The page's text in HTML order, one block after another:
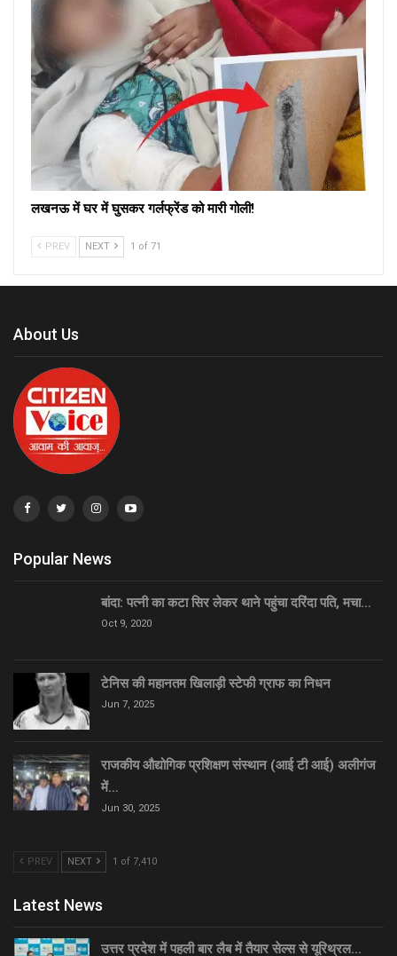
लखनऊ में घर में घुसकर गर्लफ्रेंड को मारी गोली!
PREV NEXT 1 of 71
About Us
Popular News
बांदा: पत्नी का कटा सिर लेकर थाने पहुंचा दरिंदा पति, मचा…
Oct 9, 2020
टेनिस की महानतम खिलाड़ी स्टेफी ग्राफ का निधन
Jun 7, 2025
राजकीय औद्योगिक प्रशिक्षण संस्थान (आई टी आई) अलीगंज
में…
Jun 30, 2025
PREV NEXT 1 of 7,410
Latest News
उत्तर प्रदेश में पहली बार लैब में तैयार सेल्स से यूरिथ्रल…